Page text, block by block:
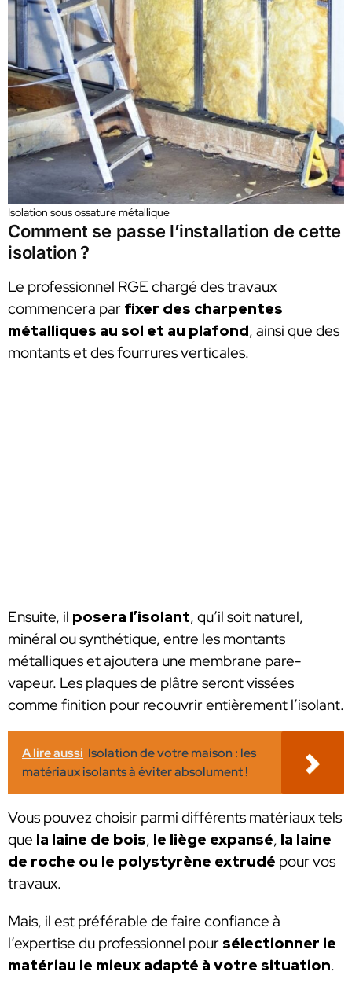
Isolation sous ossature métallique
Comment se passe l’installation de cette
isolation ?
Le professionnel RGE chargé des travaux
commencera par fixer des charpentes
métalliques au sol et au plafond, ainsi que des
montants et des fourrures verticales.
Ensuite, il posera l’isolant, qu’il soit naturel,
minéral ou synthétique, entre les montants
métalliques et ajoutera une membrane pare-
vapeur. Les plaques de plâtre seront vissées
comme finition pour recouvrir entièrement l’isolant.
A lire aussi Isolation de votre maison : les
matériaux isolants à éviter absolument !
Vous pouvez choisir parmi différents matériaux tels
que la laine de bois, le liège expansé, la laine
de roche ou le polystyrène extrudé pour vos
travaux.
Mais, il est préférable de faire confiance à
l’expertise du professionnel pour sélectionner le
matériau le mieux adapté à votre situation.